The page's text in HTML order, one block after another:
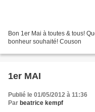
Bon 1er Mai à toutes & tous!
bonheur souhaité! Couson
1er MAI
Publié le 01/05/2012 à 11:36
Par beatrice kempf